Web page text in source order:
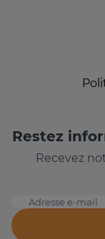
Restez
Recevez
Adresse e-mail